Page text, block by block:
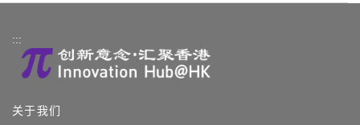
:::
关于我们